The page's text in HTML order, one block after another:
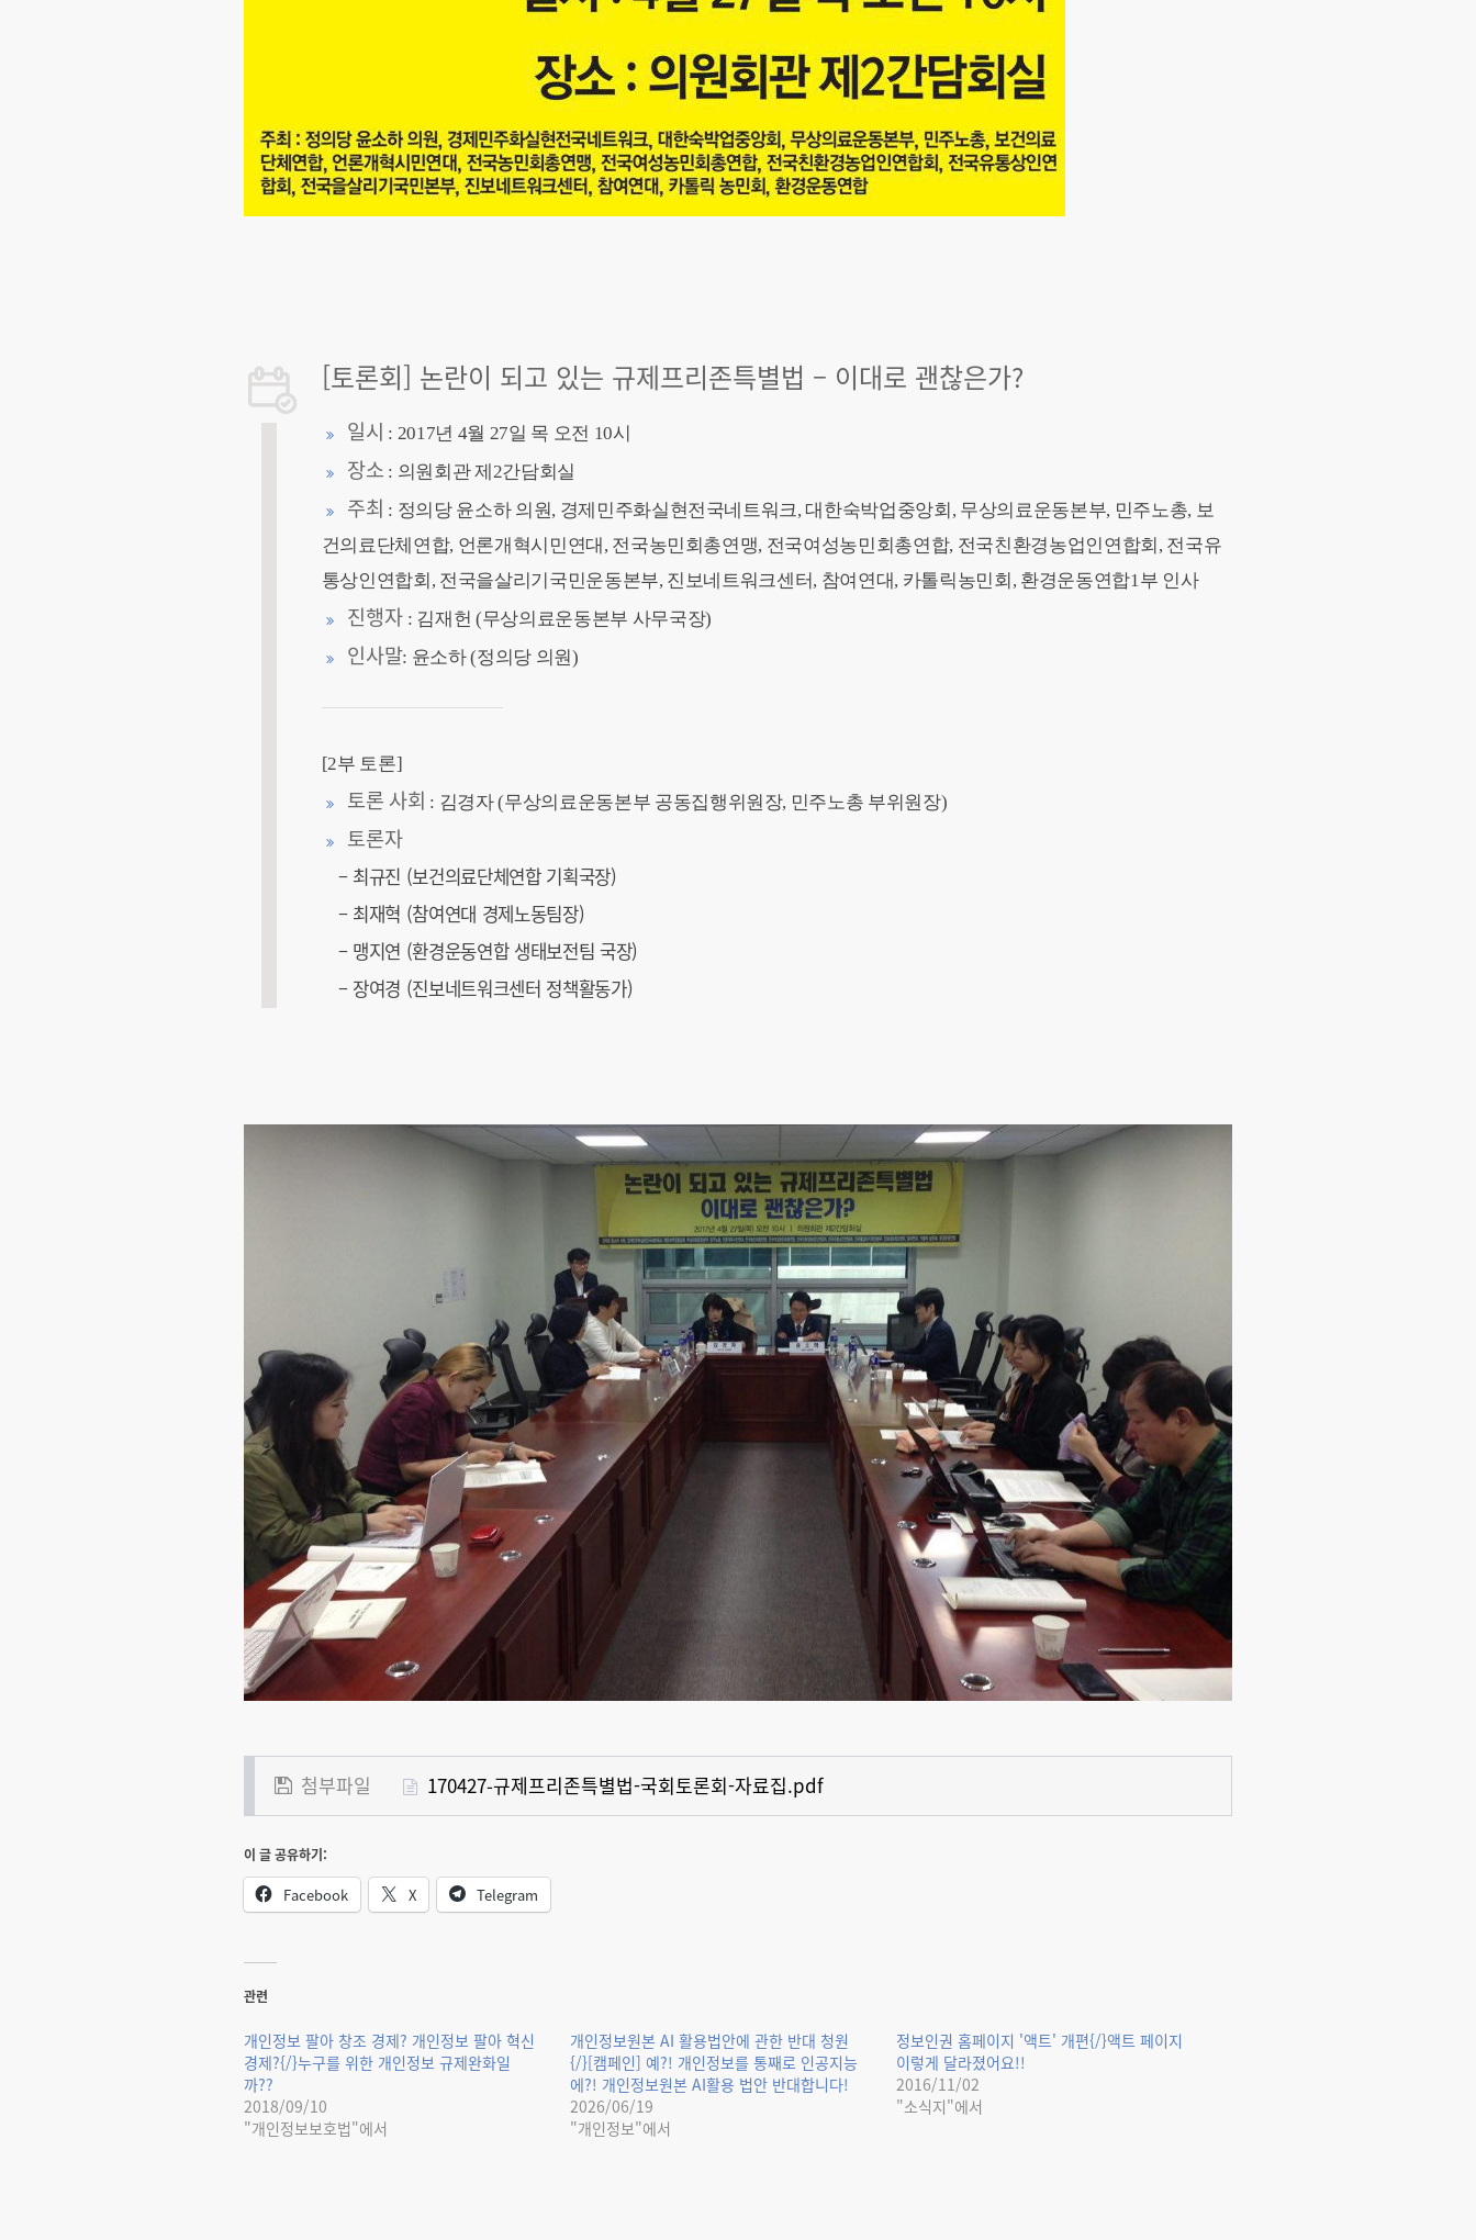
[토론회] 논란이 되고 있는 규제프리존특별법 – 이대로 괜찮은가?
일시 : 2017년 4월 27일 목 오전 10시
장소 : 의원회관 제2간담회실
주최 : 정의당 윤소하 의원, 경제민주화실현전국네트워크, 대한숙박업중앙회, 무상의료운동본부, 민주노총, 보
건의료단체연합, 언론개혁시민연대, 전국농민회총연맹, 전국여성농민회총연합, 전국친환경농업인연합회, 전국유
통상인연합회, 전국을살리기국민운동본부, 진보네트워크센터, 참여연대, 카톨릭농민회, 환경운동연합1부 인사
진행자 : 김재헌 (무상의료운동본부 사무국장)
인사말: 윤소하 (정의당 의원)
[2부 토론]
토론 사회 : 김경자 (무상의료운동본부 공동집행위원장, 민주노총 부위원장)
토론자
– 최규진 (보건의료단체연합 기획국장)
– 최재혁 (참여연대 경제노동팀장)
– 맹지연 (환경운동연합 생태보전팀 국장)
– 장여경 (진보네트워크센터 정책활동가)
첨부파일 170427-규제프리존특별법-국회토론회-자료집.pdf
이 글 공유하기:
Facebook X Telegram
관련
개인정보 팔아 창조 경제? 개인정보 팔아 혁신
경제?{/}누구를 위한 개인정보 규제완화일
까??
2018/09/10
"개인정보보호법"에서
개인정보원본 AI 활용법안에 관한 반대 청원
{/}[캠페인] 예?! 개인정보를 통째로 인공지능
에?! 개인정보원본 AI활용 법안 반대합니다!
2026/06/19
"개인정보"에서
정보인권 홈페이지 '액트' 개편{/}액트 페이지
이렇게 달라졌어요!!
2016/11/02
"소식지"에서